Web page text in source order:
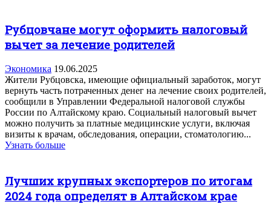
Рубцовчане могут оформить налоговый
вычет за лечение родителей
Экономика 19.06.2025
Жители Рубцовска, имеющие официальный заработок, могут
вернуть часть потраченных денег на лечение своих родителей,
сообщили в Управлении Федеральной налоговой службы
России по Алтайскому краю. Социальный налоговый вычет
можно получить за платные медицинские услуги, включая
визиты к врачам, обследования, операции, стоматологию...
Узнать больше
Лучших крупных экспортеров по итогам
2024 года определят в Алтайском крае